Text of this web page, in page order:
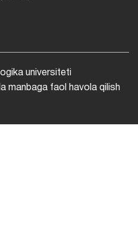
universiteti
manbaga faol havola qilish